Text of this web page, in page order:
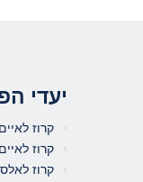
יעדי
קרוז
קרוז
קרוז